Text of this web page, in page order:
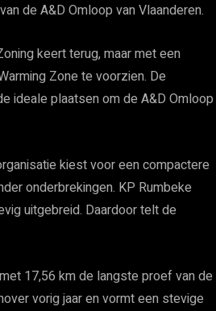
de A&D Omloop van Vlaanderen.
keert terug, maar met een
Zone te voorzien. De
ideale plaatsen om de A&D Omloop
kiest voor een compactere
onderbrekingen. KP Rumbeke
uitgebreid. Daardoor telt de
17,56 km de langste proef van de
vorig jaar en vormt een stevige